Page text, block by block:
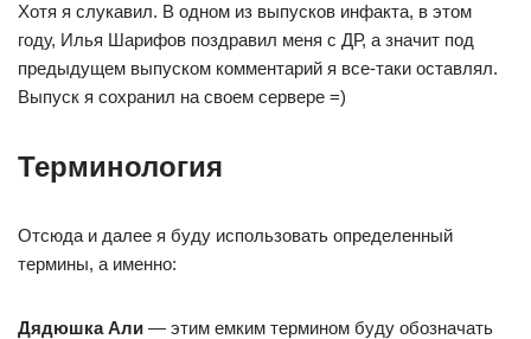
Хотя я слукавил. В одном из выпусков инфакта, в этом
году, Илья Шарифов поздравил меня с ДР, а значит под
предыдущем выпуском комментарий я все-таки оставлял.
Выпуск я сохранил на своем сервере =)
Терминология
Отсюда и далее я буду использовать определенный
термины, а именно:
Дядюшка Али — этим емким термином буду обозначать